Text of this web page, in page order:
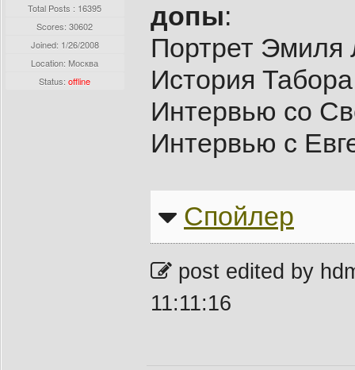
Total Posts : 16395
Scores: 30602
Joined: 1/26/2008
Location: Москва
Status:offline
допы:
Портрет Эмиля
История
Интервью со
Интервью с
Спойлер
post edited by
11:11:16